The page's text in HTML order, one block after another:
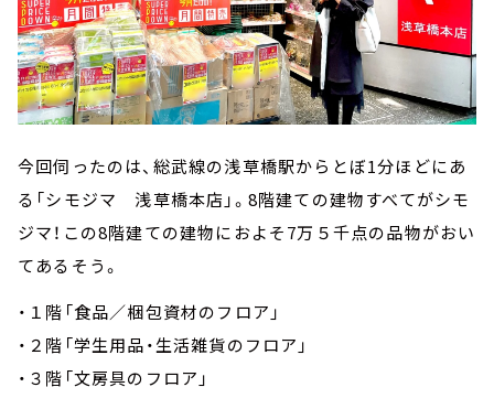
今回伺ったのは、総武線の浅草橋駅からとぼ1分ほどにあ
る「シモジマ 浅草橋本店」。8階建ての建物すべてがシモ
ジマ！この8階建ての建物におよそ7万５千点の品物がおい
てあるそう。
・１階「食品／梱包資材のフロア」
・２階「学生用品・生活雑貨のフロア」
・３階「文房具のフロア」